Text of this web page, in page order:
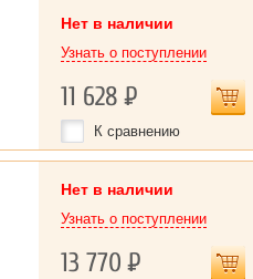
Нет в наличии
Узнать о поступлении
11 628Р
К сравнению
Нет в наличии
Узнать о поступлении
13 770Р